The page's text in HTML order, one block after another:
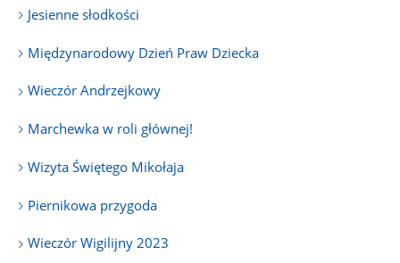
Jesienne słodkości
Międzynarodowy Dzień Praw Dziecka
Wieczór Andrzejkowy
Marchewka w roli głównej!
Wizyta Świętego Mikołaja
Piernikowa przygoda
Wieczór Wigilijny 2023